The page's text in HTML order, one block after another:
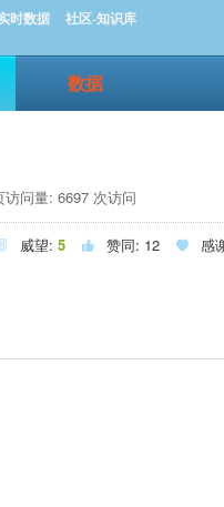
时数据 社区-知识库
数据
访问量: 6697 次访问
威望: 5  赞同: 12  感